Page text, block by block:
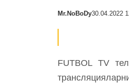
Mr.NoBoDy30.04.2022
FUTBOL TV